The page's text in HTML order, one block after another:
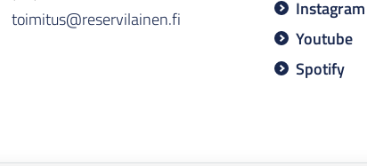
toimitus@reservilainen.fi
Instagram
Youtube
Spotify